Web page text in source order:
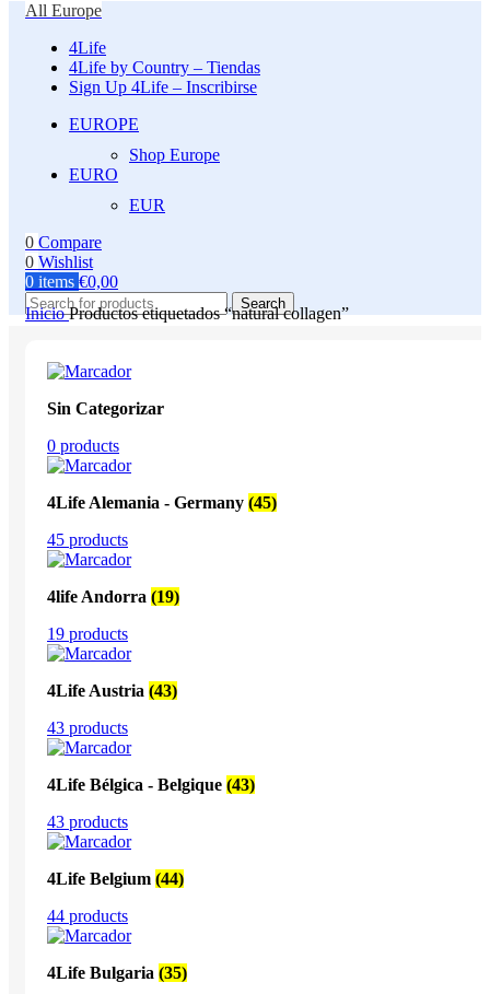
All Europe
4Life
4Life by Country – Tiendas
Sign Up 4Life – Inscribirse
EUROPE
Shop Europe
EURO
EUR
0 Compare
0 Wishlist
0 items €0,00
Search
InicioProductos etiquetados “natural collagen”
Sin Categorizar
0 products
4Life Alemania - Germany (45)
45 products
4life Andorra (19)
19 products
4Life Austria (43)
43 products
4Life Bélgica - Belgique (43)
43 products
4Life Belgium (44)
44 products
4Life Bulgaria (35)